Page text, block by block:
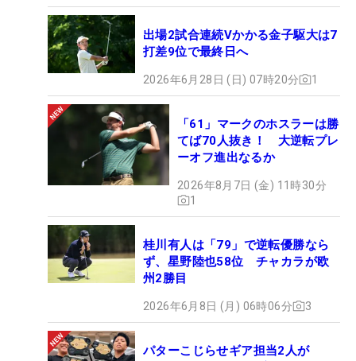
出場2試合連続Vかかる金子駆大は7
打差9位で最終日へ
2026年6月28日 (日) 07時20分 1
「61」マークのホスラーは勝
てば70人抜き！ 大逆転プレ
ーオフ進出なるか
2026年8月7日 (金) 11時30分
1
桂川有人は「79」で逆転優勝なら
ず、星野陸也58位 チャカラが欧
州2勝目
2026年6月8日 (月) 06時06分 3
パターこじらせギア担当2人が